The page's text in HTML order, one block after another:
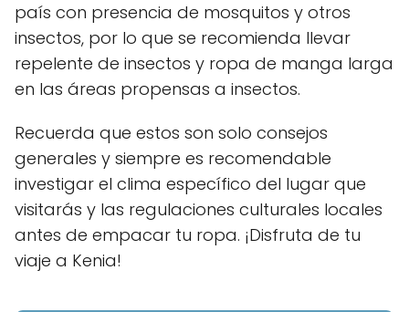
país con presencia de mosquitos y otros
insectos, por lo que se recomienda llevar
repelente de insectos y ropa de manga larga
en las áreas propensas a insectos.
Recuerda que estos son solo consejos
generales y siempre es recomendable
investigar el clima específico del lugar que
visitarás y las regulaciones culturales locales
antes de empacar tu ropa. ¡Disfruta de tu
viaje a Kenia!